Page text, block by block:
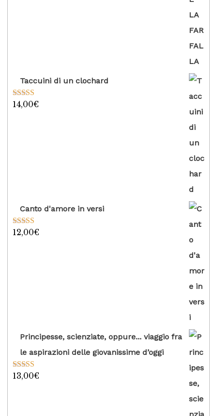
Taccuini di un clochard
Valutato
14,00€
Canto d'amore in versi
Valutato
12,00€
Principesse, scienziate, oppure... viaggio fra
le aspirazioni delle giovanissime d’oggi
Valutato
13,00€